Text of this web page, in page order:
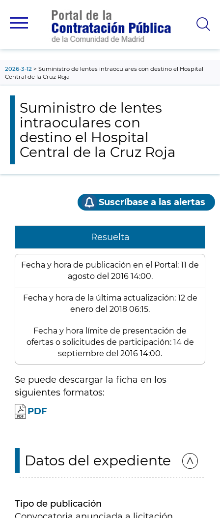
principal
2026-3-12
Suministro de lentes intraoculares con destino el Hospital
Central de la Cruz Roja
Suministro de lentes
intraoculares con
destino el Hospital
Central de la Cruz Roja
Suscríbase a las alertas
Resuelta
Fecha y hora de publicación en el Portal: 11 de
agosto del 2016 14:00.
Fecha y hora de la última actualización: 12 de
enero del 2018 06:15.
Fecha y hora límite de presentación de
ofertas o solicitudes de participación: 14 de
septiembre del 2016 14:00.
Se puede descargar la ficha en los
siguientes formatos:
PDF
Datos del expediente
Tipo de publicación